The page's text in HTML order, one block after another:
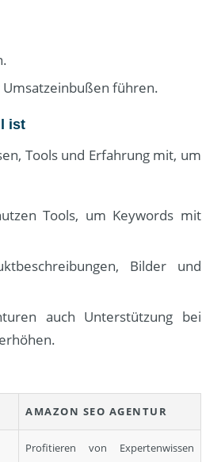
führen.
ist
Tools und Erfahrung mit, um
Tools, um Keywords mit
Bilder und
auch Unterstützung bei
AMAZON SEO AGENTUR
Profitieren von Expertenwissen